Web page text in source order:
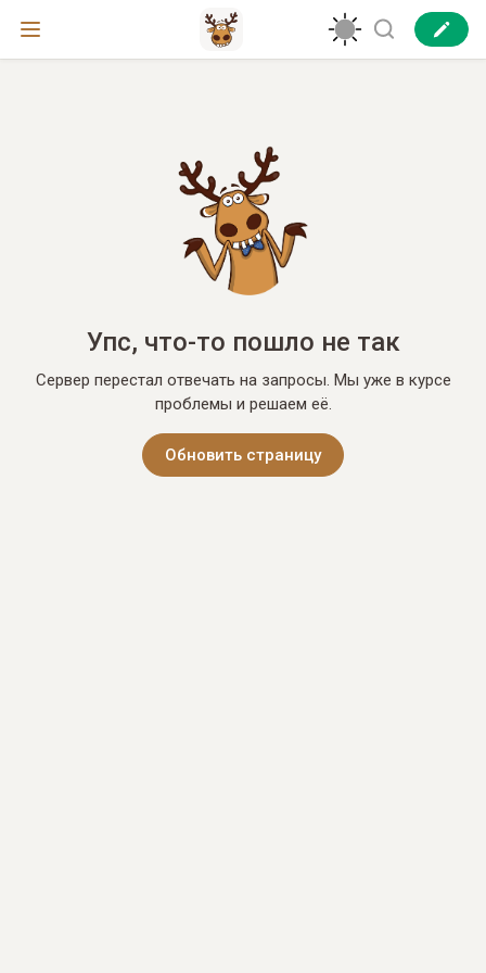
Упс, что-то пошло не так
Сервер перестал отвечать на запросы. Мы уже в курсе
проблемы и решаем её.
Обновить страницу